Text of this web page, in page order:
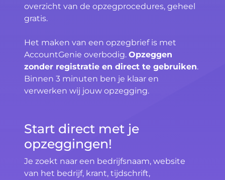
overzicht van de opzegprocedures, geheel
gratis.
Het maken van een opzegbrief is met
AccountGenie overbodig. Opzeggen
zonder registratie en direct te gebruiken.
Binnen 3 minuten ben je klaar en
verwerken wij jouw opzegging.
Start direct met je
opzeggingen!
Je zoekt naar een bedrijfsnaam, website
van het bedrijf, krant, tijdschrift,